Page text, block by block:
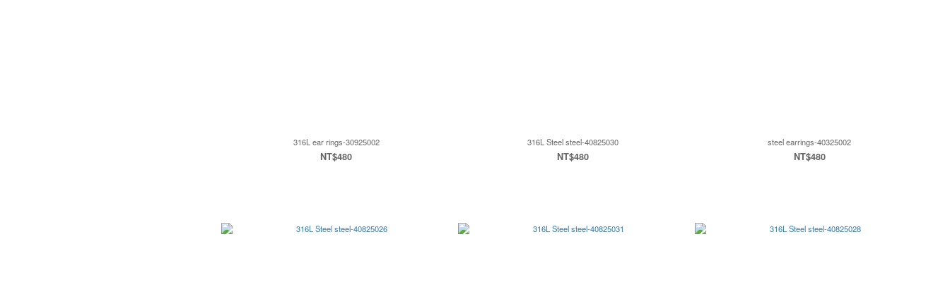
316L ear rings-30925002
NT$480
316L Steel steel-40825030
NT$480
steel earrings-40325002
NT$480